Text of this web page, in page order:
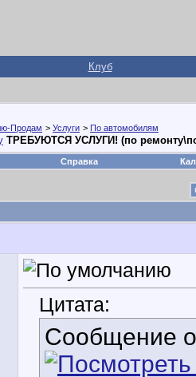
Клуб
Продам > Услуги > По автомобилям
ТРЕБУЮТСЯ УСЛУГИ! (по
Справка
Цитата:
Сообщение